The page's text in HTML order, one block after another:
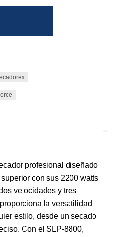
profesional diseñado
con sus 2200 watts
velocidades y tres
la versatilidad
estilo, desde un secado
Con el SLP-8800,